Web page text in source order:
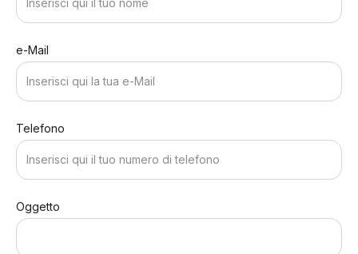
e-Mail
Telefono
Oggetto